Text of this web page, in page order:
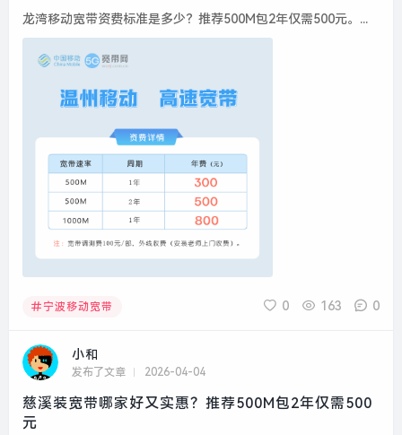
龙湾移动宽带资费标准是多少？推荐500M包2年仅需500元。...
宁波移动宽带 0 163 0
小和
发布了文章 2026-04-04
慈溪装宽带哪家好又实惠？推荐500M包2年仅需500
元